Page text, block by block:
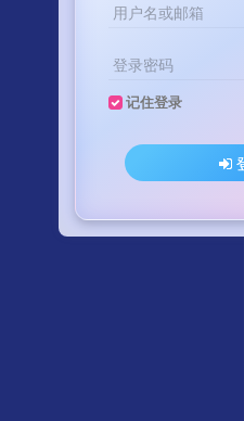
用户名或邮箱
登录密码
记住登录